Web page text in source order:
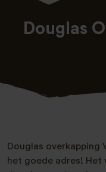
Douglas
Douglas overkapping
het goede adres! Het